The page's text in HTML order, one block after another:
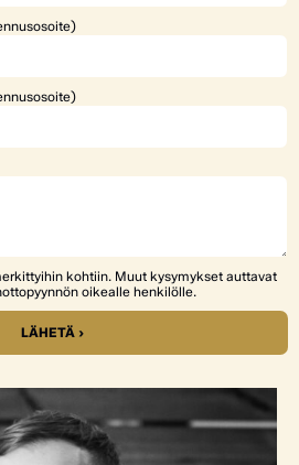
kohtiin. Muut kysymykset auttavat
oikealle henkilölle.
LÄHETÄ ›